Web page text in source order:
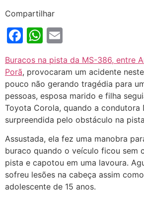
Compartilhar
Facebook
WhatsApp
Buracos na pista da MS-386, entre
Porã, provocaram um acidente
pouco não gerando tragédia para
pessoas, esposa marido e filha
Toyota Corola, quando a condutora
surpreendida pelo obstáculo na
Assustada, ela fez uma manobra
buraco quando o veículo ficou sem
pista e capotou em uma lavoura.
sofreu lesões na cabeça assim
adolescente de 15 anos.